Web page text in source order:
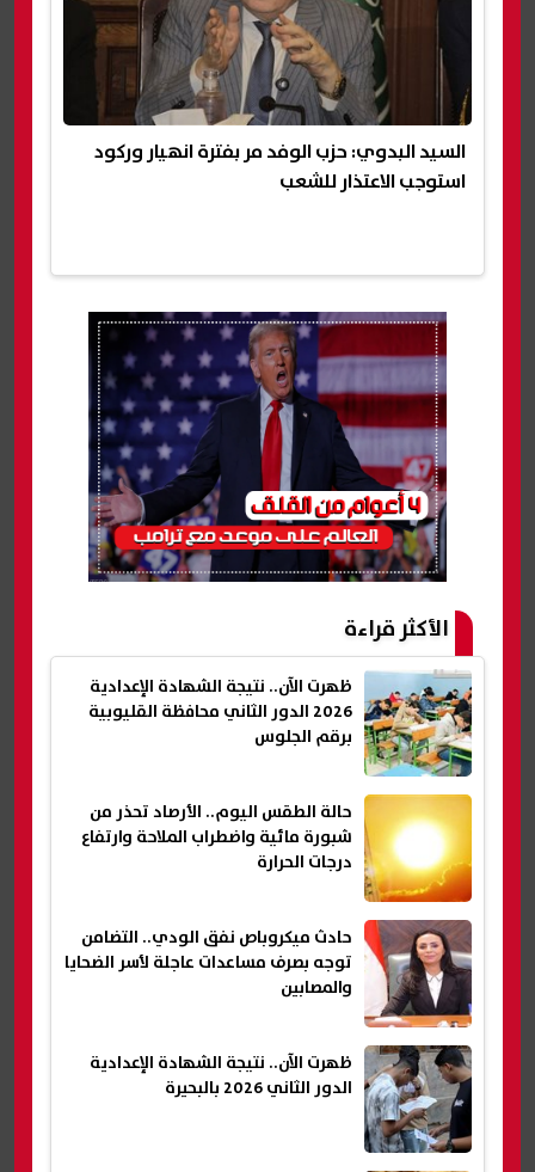
السيد البدوي: حزب الوفد مر بفترة انهيار وركود
استوجب الاعتذار للشعب
الأكثر قراءة
ظهرت الآن.. نتيجة الشهادة الإعدادية
2026 الدور الثاني محافظة القليوبية
برقم الجلوس
حالة الطقس اليوم.. الأرصاد تحذر من
شبورة مائية واضطراب الملاحة وارتفاع
درجات الحرارة
حادث ميكروباص نفق الودي.. التضامن
توجه بصرف مساعدات عاجلة لأسر الضحايا
والمصابين
ظهرت الآن.. نتيجة الشهادة الإعدادية
الدور الثاني 2026 بالبحيرة